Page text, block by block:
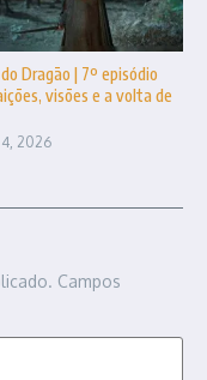
Dragão | 7º episódio
visões e a volta de
2026
Campos